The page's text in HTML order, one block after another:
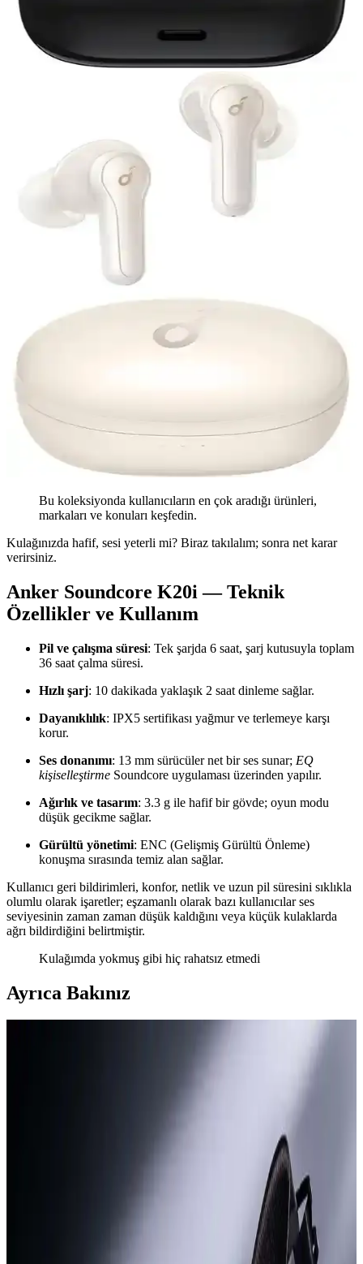
Bu koleksiyonda kullanıcıların en çok aradığı ürünleri,
markaları ve konuları keşfedin.
Kulağınızda hafif, sesi yeterli mi? Biraz takılalım; sonra net karar
verirsiniz.
Anker Soundcore K20i — Teknik
Özellikler ve Kullanım
Pil ve çalışma süresi: Tek şarjda 6 saat, şarj kutusuyla toplam
36 saat çalma süresi.
Hızlı şarj: 10 dakikada yaklaşık 2 saat dinleme sağlar.
Dayanıklılık: IPX5 sertifikası yağmur ve terlemeye karşı
korur.
Ses donanımı: 13 mm sürücüler net bir ses sunar; EQ
kişiselleştirme Soundcore uygulaması üzerinden yapılır.
Ağırlık ve tasarım: 3.3 g ile hafif bir gövde; oyun modu
düşük gecikme sağlar.
Gürültü yönetimi: ENC (Gelişmiş Gürültü Önleme)
konuşma sırasında temiz alan sağlar.
Kullanıcı geri bildirimleri, konfor, netlik ve uzun pil süresini sıklıkla
olumlu olarak işaretler; eşzamanlı olarak bazı kullanıcılar ses
seviyesinin zaman zaman düşük kaldığını veya küçük kulaklarda
ağrı bildirdiğini belirtmiştir.
Kulağımda yokmuş gibi hiç rahatsız etmedi
Ayrıca Bakınız
Samsung Galaxy Buds4 Pro İncelemesi: Yeni Sap
Samsung Galaxy Buds4 Pro, sap tasarımı ve baş hareketi desteği
gibi yeniliklerle kullanıcı deneyimini artırmayı hedefliyor. Tasarım
değişikliği ve teknik özellikler kullanıcılar arasında farklı görüşlere